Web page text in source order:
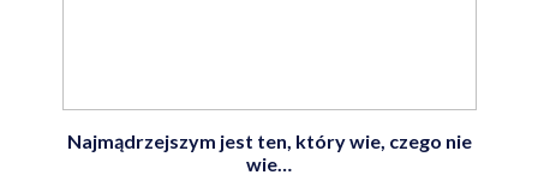
Najmądrzejszym jest ten, który wie, czego nie
wie…